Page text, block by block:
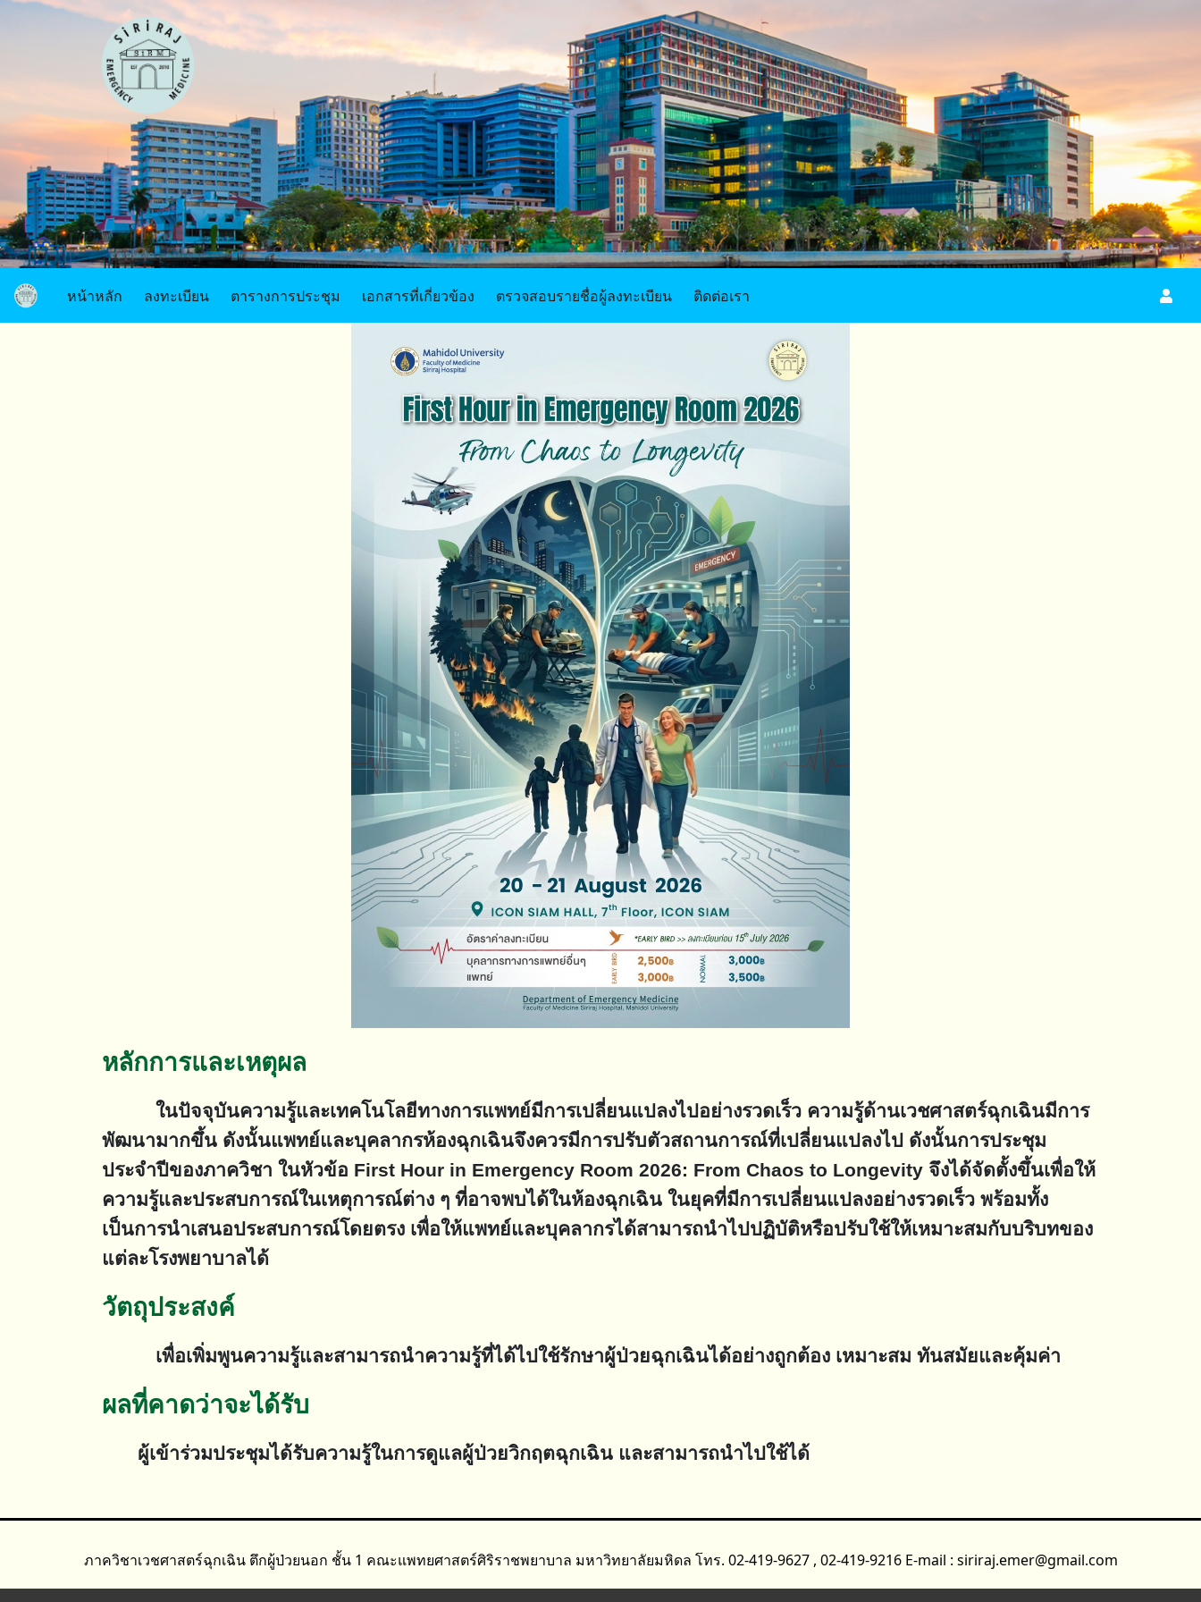
หน้าหลัก ลงทะเบียน ตารางการประชุม เอกสารที่เกี่ยวข้อง ตรวจสอบรายชื่อผู้ลงทะเบียน ติดต่อเรา
หลักการและเหตุผล
ในปัจจุบันความรู้และเทคโนโลยีทางการแพทย์มีการเปลี่ยนแปลงไปอย่างรวดเร็ว ความรู้ด้านเวชศาสตร์ฉุกเฉินมีการ
พัฒนามากขึ้น ดังนั้นแพทย์และบุคลากรห้องฉุกเฉินจึงควรมีการปรับตัวสถานการณ์ที่เปลี่ยนแปลงไป ดังนั้นการประชุม
ประจำปีของภาควิชา ในหัวข้อ First Hour in Emergency Room 2026: From Chaos to Longevity จึงได้จัดตั้งขึ้นเพื่อให้
ความรู้และประสบการณ์ในเหตุการณ์ต่าง ๆ ที่อาจพบได้ในห้องฉุกเฉิน ในยุคที่มีการเปลี่ยนแปลงอย่างรวดเร็ว พร้อมทั้ง
เป็นการนำเสนอประสบการณ์โดยตรง เพื่อให้แพทย์และบุคลากรได้สามารถนำไปปฏิบัติหรือปรับใช้ให้เหมาะสมกับบริบทของ
แต่ละโรงพยาบาลได้
วัตถุประสงค์
เพื่อเพิ่มพูนความรู้และสามารถนำความรู้ที่ได้ไปใช้รักษาผู้ป่วยฉุกเฉินได้อย่างถูกต้อง เหมาะสม ทันสมัยและคุ้มค่า
ผลที่คาดว่าจะได้รับ
ผู้เข้าร่วมประชุมได้รับความรู้ในการดูแลผู้ป่วยวิกฤตฉุกเฉิน และสามารถนำไปใช้ได้
ภาควิชาเวชศาสตร์ฉุกเฉิน ตึกผู้ป่วยนอก ชั้น 1 คณะแพทยศาสตร์ศิริราชพยาบาล มหาวิทยาลัยมหิดล โทร. 02-419-9627 , 02-419-9216 E-mail : siriraj.emer@gmail.com